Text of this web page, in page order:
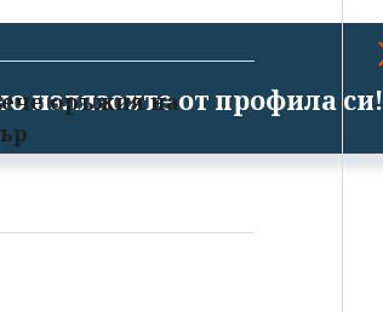
излязохте от профила си!
оръжия на